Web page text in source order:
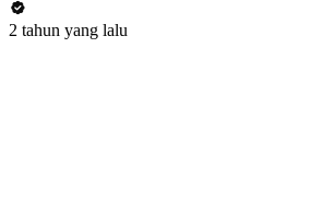
2 tahun yang lalu